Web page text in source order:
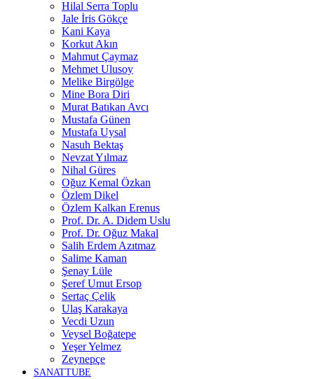
Hilal Serra Toplu
Jale İris Gökçe
Kani Kaya
Korkut Akın
Mahmut Çaymaz
Mehmet Ulusoy
Melike Birgölge
Mine Bora Diri
Murat Batıkan Avcı
Mustafa Günen
Mustafa Uysal
Nasuh Bektaş
Nevzat Yılmaz
Nihal Güres
Oğuz Kemal Özkan
Özlem Dikel
Özlem Kalkan Erenus
Prof. Dr. A. Didem Uslu
Prof. Dr. Oğuz Makal
Salih Erdem Azıtmaz
Salime Kaman
Şenay Lüle
Şeref Umut Ersop
Sertaç Çelik
Ulaş Karakaya
Vecdi Uzun
Veysel Boğatepe
Yeşer Yelmez
Zeynepçe
SANATTUBE